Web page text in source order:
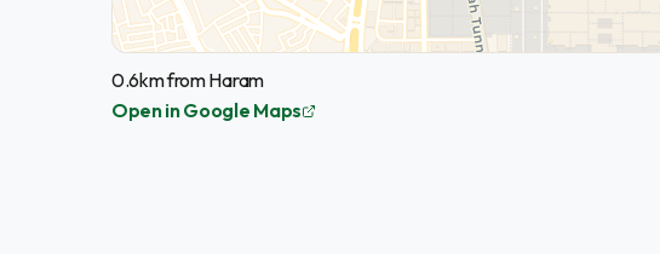
0.6km from Haram
Open in Google Maps